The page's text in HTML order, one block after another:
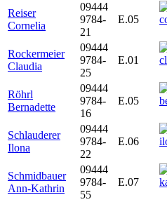
Reiser
Cornelia
09444
9784-
21
E.05
Rockermeier
Claudia
09444
9784-
25
E.01
Röhrl
Bernadette
09444
9784-
16
E.05
Schlauderer
Ilona
09444
9784-
22
E.06
Schmidbauer
Ann-Kathrin
09444
9784-
55
E.07